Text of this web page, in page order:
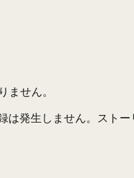
せん。
発生しません。スト